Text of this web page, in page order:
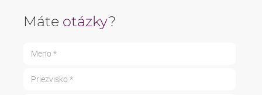
Máte otázky?